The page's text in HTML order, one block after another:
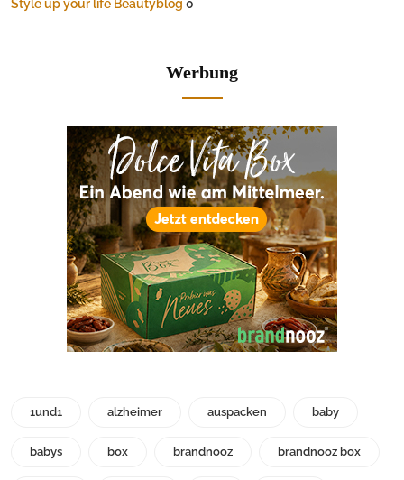
Style up your life Beautyblog 0
Werbung
1und1 alzheimer auspacken baby
babys box brandnooz brandnooz box